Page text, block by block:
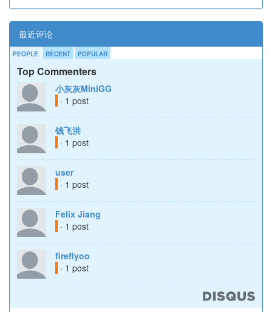
最近评论
PEOPLE RECENT POPULAR
Top Commenters
小灰灰MiniGG
· 1 post
钱飞洪
· 1 post
user
· 1 post
Felix Jiang
· 1 post
fireflyoo
· 1 post